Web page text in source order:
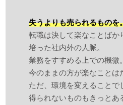
失うよりも売られるものを
転職は決して楽なことばか
培った社内外の人脈。
業務をすすめる上での機微。
今のままの方が楽なことは
ただ、環境を変えることで
得られないものもきっとあ